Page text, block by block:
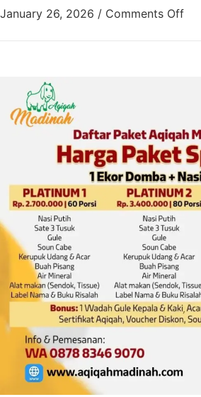
January 26, 2026 / Comments Off